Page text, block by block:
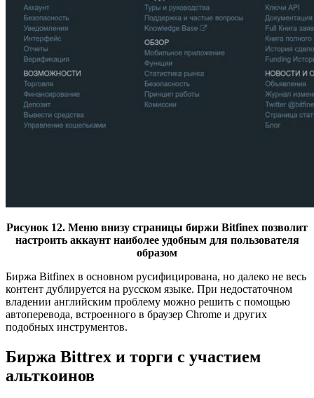
Рисунок 12. Меню внизу страницы биржи Bitfinex позволит
настроить аккаунт наиболее удобным для пользователя
образом
Биржа Bitfinex в основном русифицирована, но далеко не весь
контент дублируется на русском языке. При недостаточном
владении английским проблему можно решить с помощью
автоперевода, встроенного в браузер Chrome и других
подобных инструментов.
Биржа Bittrex и торги с участием
альткоинов